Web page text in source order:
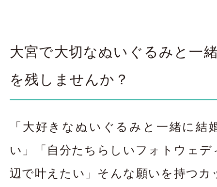
アクセス
大宮で大切なぬいぐるみと一
を残しませんか？
「大好きなぬいぐるみと一緒に結
い」「自分たちらしいフォトウェデ
辺で叶えたい」そんな願いを持つカ